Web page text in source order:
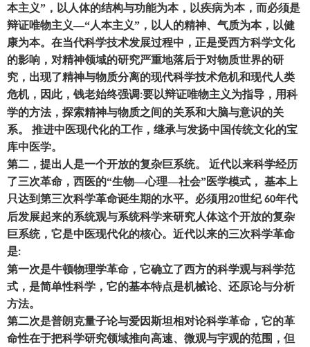
本主义” ， 以人体的结构与功能为本， 以疾病为本， 而必须是
辩证唯物主义—“人本主义” ， 以人的精神、气质为本， 以健
康为本。在当代科学技术发展过程中 ， 正是受西方科学文化
的影响 ， 对精神领域的研究严重地落后于对物质世界的研
究 ， 出现了精神与物质分离的现代科学技术危机和现代人类
危机， 因此， 钱老始终强调:要以辩证唯物主义为指导 ， 用科
学的方法， 探索精神与物质之间的关系和大脑与意识的关
系。
推进中医现代化的工作 ， 继承与发扬中国传统文化的宝
库中医学。
第二 ， 提出人是一个开放的复杂巨系统。
近代以来科学经历
了三次革命 ， 西医的“生物—心理—社会”医学模式 ， 基本上
只达到第三次科学革命诞生期的水平。必须用20世纪60年代
后发展起来的系统观与系统科学来研究人体这个开放的复杂
巨系统， 它是中医现代化的核心。近代以来的三次科学革命
是:
第一次是牛顿物理学革命 ， 它确立了西方的科学观与科学范
式 ， 是简单性科学 ， 它的基本特点是机械论、还原论与分析
方法。
第二次是普朗克量子论与爱因斯坦相对论科学革命 ， 它的革
命性在于把科学研究领域推向高速、微观与宇观的范围 ， 但